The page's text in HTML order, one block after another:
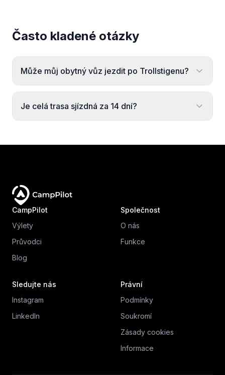
Často kladené otázky
Může můj obytný vůz jezdit po Trollstigenu?
Je celá trasa sjízdná za 14 dní?
CampPilot
Výlety
Průvodci
Blog
Společnost
O nás
Funkce
Sledujte nás
Instagram
LinkedIn
Právní
Podmínky
Soukromí
Zásady cookies
Informace